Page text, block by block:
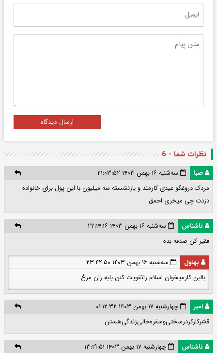
ارسال دیدگاه
نظرات شما - 6
صبا
سه‌شنبه ۱۶ بهمن ۱۴۰۳ ۲۱:۰۳:۵۲
مردک دروغگو عیدی کارمند و بازنشسته سه میلیون با این پول برای خانواده
دزدت چی میخری احمق
ناشناس
سه‌شنبه ۱۶ بهمن ۱۴۰۳ ۲۲:۱۴:۱۶
فقیر کن صدقه بده
بهلول
سه‌شنبه ۱۶ بهمن ۱۴۰۳ ۲۳:۴۲:۵۰
بااین کارمیخوان اسلام راتقویت کنن بایه ران مرغ
امیر
چهارشنبه ۱۷ بهمن ۱۴۰۳ ۰۱:۱۲:۳۲
قشر‌کارکر‌درسختی‌وسفره‌خالی‌زندگی‌هستن
ناشناس
چهارشنبه ۱۷ بهمن ۱۴۰۳ ۱۳:۱۹:۵۱